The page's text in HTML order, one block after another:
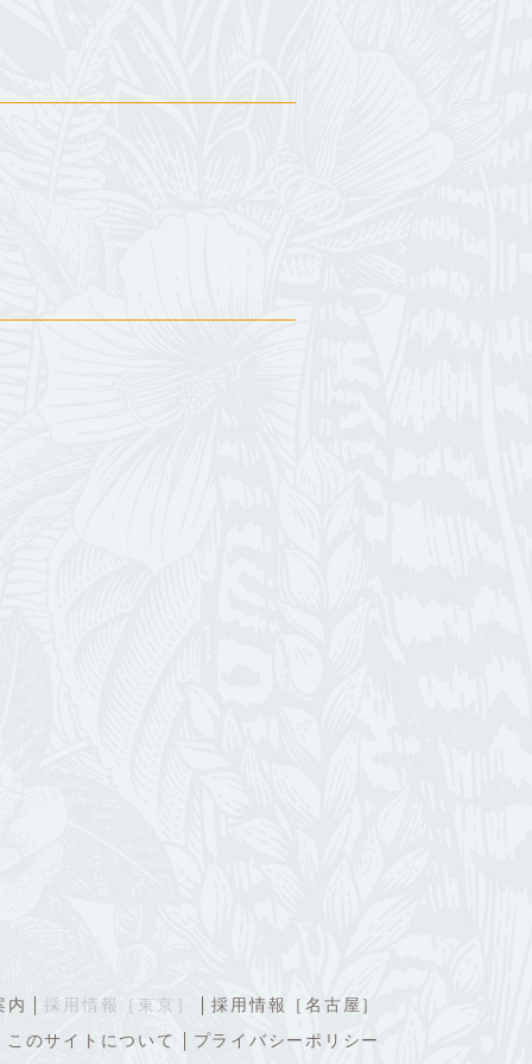
内 採用情報［東京］
採用情報［名古屋］
このサイトについて
プライバシーポリシー